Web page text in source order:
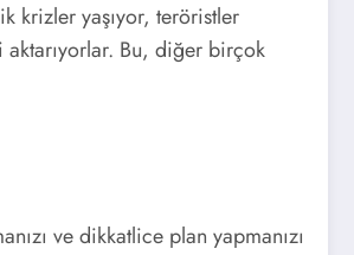
krizler yaşıyor, teröristler
Bu, diğer birçok
ve dikkatlice plan yapmanızı